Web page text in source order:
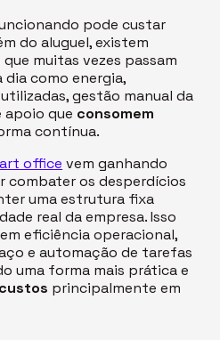
pode custar
do aluguel, existem
muitas vezes passam
como energia,
gestão manual da
apoio que consomem
contínua.
office vem ganhando
combater os desperdícios
uma estrutura fixa
real da empresa. Isso
eficiência operacional,
e automação de tarefas
uma forma mais prática e
principalmente em